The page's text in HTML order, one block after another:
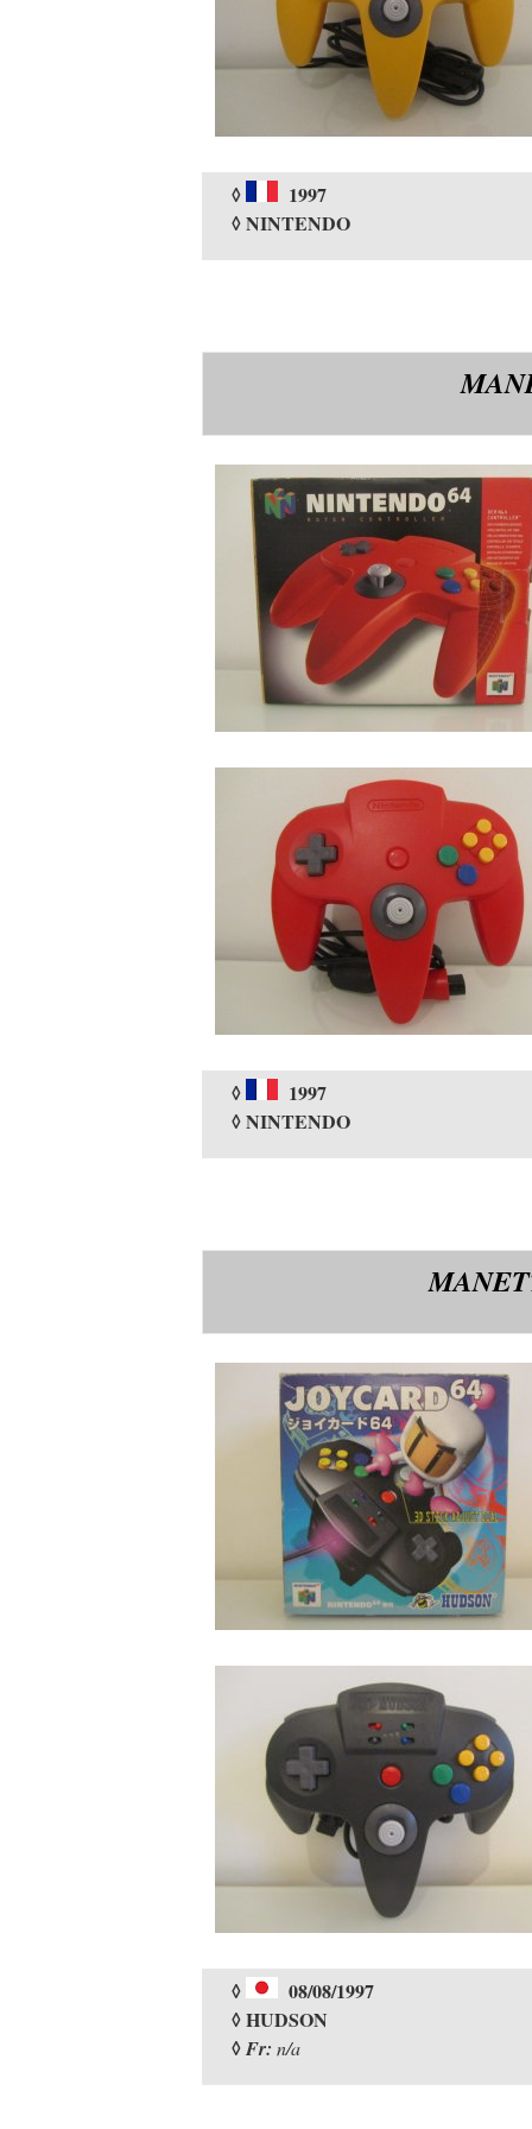
◊
1997
◊ NINTENDO
◊
1997
◊ NINTENDO
◊
08/08/1997
◊ HUDSON
◊Fr: n/a